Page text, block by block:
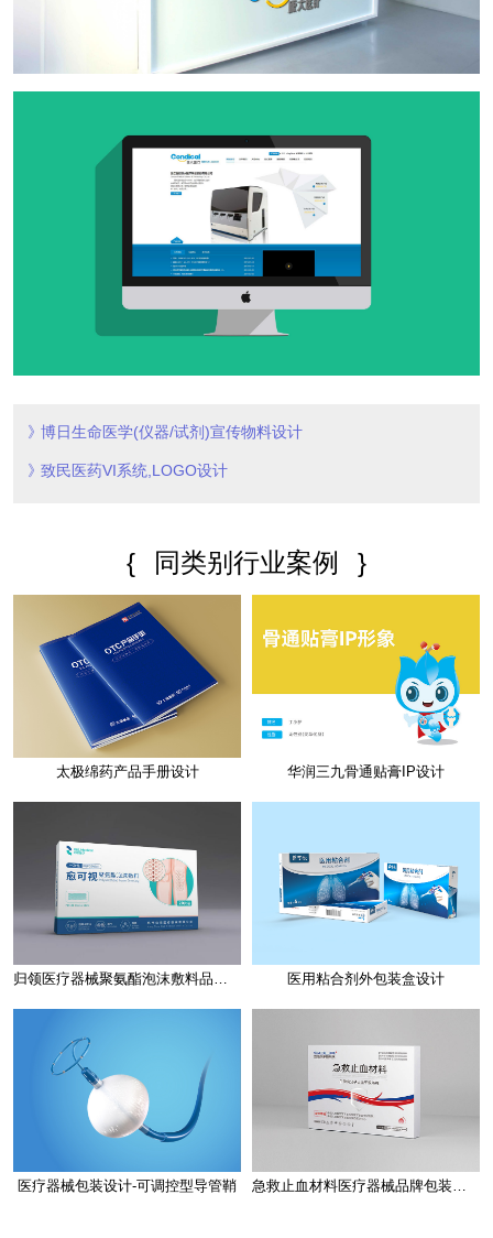
博日生命医学(仪器/试剂)宣传物料设计
致民医药VI系统,LOGO设计
{ 同类别行业案例 }
太极绵药产品手册设计 华润三九骨通贴膏IP设计
医用粘合剂外包装盒设计
医疗器械包装设计-可调控型导管鞘